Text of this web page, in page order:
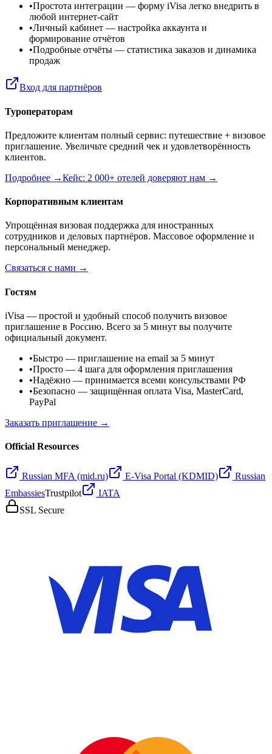
•Простота интеграции — форму iVisa легко внедрить в
любой интернет-сайт
•Личный кабинет — настройка аккаунта и
формирование отчётов
•Подробные отчёты — статистика заказов и динамика
продаж
Вход для партнёров
Туроператорам
Предложите клиентам полный сервис: путешествие + визовое
приглашение. Увеличьте средний чек и удовлетворённость
клиентов.
Подробнее →Кейс: 2 000+ отелей доверяют нам →
Корпоративным клиентам
Упрощённая визовая поддержка для иностранных
сотрудников и деловых партнёров. Массовое оформление и
персональный менеджер.
Связаться с нами →
Гостям
iVisa — простой и удобный способ получить визовое
приглашение в Россию. Всего за 5 минут вы получите
официальный документ.
•Быстро — приглашение на email за 5 минут
•Просто — 4 шага для оформления приглашения
•Надёжно — принимается всеми консульствами РФ
•Безопасно — защищённая оплата Visa, MasterCard,
PayPal
Заказать приглашение →
Official Resources
Russian MFA (mid.ru) E-Visa Portal (KDMID)
Russian
EmbassiesTrustpilot
IATA
SSL Secure